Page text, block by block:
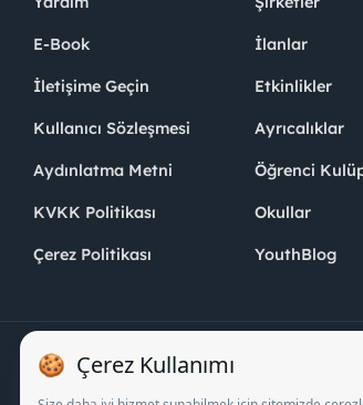
E-Book
İletişime Geçin
Kullanıcı Sözleşmesi
Aydınlatma Metni
KVKK Politikası
Çerez Politikası
İlanlar
Etkinlikler
Ayrıcalıklar
Öğrenci
Okullar
YouthBlog